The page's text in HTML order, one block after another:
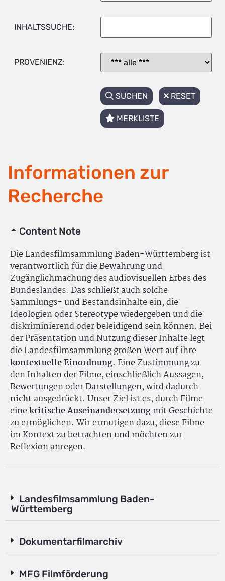
INHALTSSUCHE:
PROVENIENZ:
SUCHEN RESET
MERKLISTE
Informationen zur
Recherche
Content Note
Die Landesfilmsammlung Baden-Württemberg ist
verantwortlich für die Bewahrung und
Zugänglichmachung des audiovisuellen Erbes des
Bundeslandes. Das schließt auch solche
Sammlungs- und Bestandsinhalte ein, die
Ideologien oder Stereotype wiedergeben und die
diskriminierend oder beleidigend sein können. Bei
der Präsentation und Nutzung dieser Inhalte legt
die Landesfilmsammlung großen Wert auf ihre
kontextuelle Einordnung. Eine Zustimmung zu
den Inhalten der Filme, einschließlich Aussagen,
Bewertungen oder Darstellungen, wird dadurch
nichtausgedrückt. Unser Ziel ist es, durch Filme
einekritische Auseinandersetzungmit Geschichte
zu ermöglichen. Wir ermutigen dazu, diese Filme
im Kontext zu betrachten und möchten zur
Reflexion anregen.
Landesfilmsammlung Baden-
Württemberg
Dokumentarfilmarchiv
MFG Filmförderung